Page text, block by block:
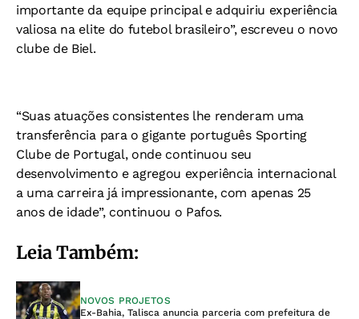
importante da equipe principal e adquiriu experiência
valiosa na elite do futebol brasileiro”, escreveu o novo
clube de Biel.
“Suas atuações consistentes lhe renderam uma
transferência para o gigante português Sporting
Clube de Portugal, onde continuou seu
desenvolvimento e agregou experiência internacional
a uma carreira já impressionante, com apenas 25
anos de idade”, continuou o Pafos.
Leia Também:
NOVOS PROJETOS
Ex-Bahia, Talisca anuncia parceria com prefeitura de